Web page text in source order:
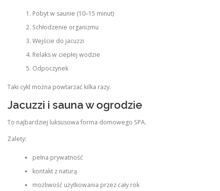
Pobyt w saunie (10–15 minut)
Schłodzenie organizmu
Wejście do jacuzzi
Relaks w ciepłej wodzie
Odpoczynek
Taki cykl można powtarzać kilka razy.
Jacuzzi i sauna w ogrodzie
To najbardziej luksusowa forma domowego SPA.
Zalety:
pełna prywatność
kontakt z naturą
możliwość użytkowania przez cały rok